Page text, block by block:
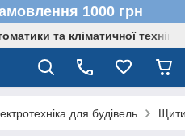
1000 грн
та кліматичної техніки
для будівель